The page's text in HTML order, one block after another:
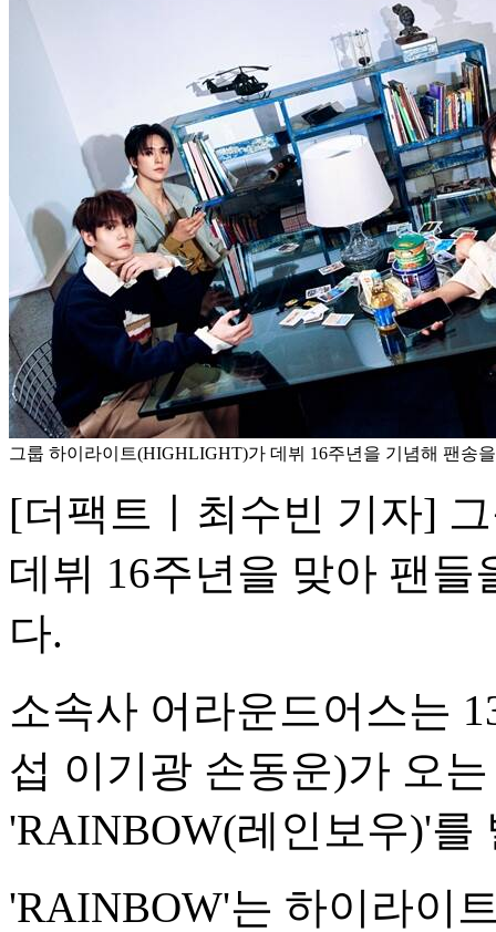
그룹 하이라이트(HIGHLIGHT)가 데뷔 16주년을 기념해 팬송
[더팩트ㅣ최수빈 기자]
데뷔 16주년을 맞아 팬
다.
소속사 어라운드어스는
섭 이기광 손동운)가 오
'RAINBOW(레인보우)'를
'RAINBOW'는 하이라이